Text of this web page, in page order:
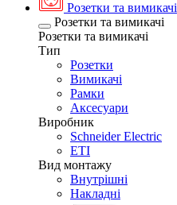
Розетки та вимикачі
Розетки та вимикачі
Розетки та вимикачі
Тип
Розетки
Вимикачі
Рамки
Аксесуари
Виробник
Schneider Electric
ETI
Вид монтажу
Внутрішні
Накладні